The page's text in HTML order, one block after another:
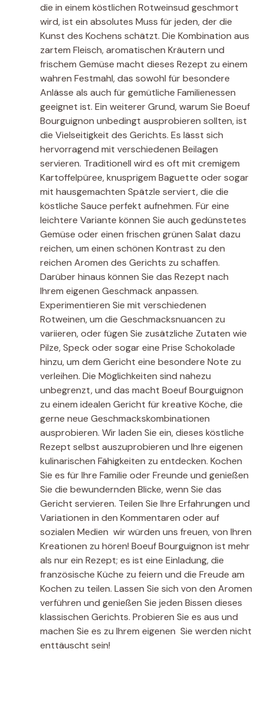
die in einem köstlichen Rotweinsud geschmort
wird, ist ein absolutes Muss für jeden, der die
Kunst des Kochens schätzt. Die Kombination aus
zartem Fleisch, aromatischen Kräutern und
frischem Gemüse macht dieses Rezept zu einem
wahren Festmahl, das sowohl für besondere
Anlässe als auch für gemütliche Familienessen
geeignet ist. Ein weiterer Grund, warum Sie Boeuf
Bourguignon unbedingt ausprobieren sollten, ist
die Vielseitigkeit des Gerichts. Es lässt sich
hervorragend mit verschiedenen Beilagen
servieren. Traditionell wird es oft mit cremigem
Kartoffelpüree, knusprigem Baguette oder sogar
mit hausgemachten Spätzle serviert, die die
köstliche Sauce perfekt aufnehmen. Für eine
leichtere Variante können Sie auch gedünstetes
Gemüse oder einen frischen grünen Salat dazu
reichen, um einen schönen Kontrast zu den
reichen Aromen des Gerichts zu schaffen.
Darüber hinaus können Sie das Rezept nach
Ihrem eigenen Geschmack anpassen.
Experimentieren Sie mit verschiedenen
Rotweinen, um die Geschmacksnuancen zu
variieren, oder fügen Sie zusätzliche Zutaten wie
Pilze, Speck oder sogar eine Prise Schokolade
hinzu, um dem Gericht eine besondere Note zu
verleihen. Die Möglichkeiten sind nahezu
unbegrenzt, und das macht Boeuf Bourguignon
zu einem idealen Gericht für kreative Köche, die
gerne neue Geschmackskombinationen
ausprobieren. Wir laden Sie ein, dieses köstliche
Rezept selbst auszuprobieren und Ihre eigenen
kulinarischen Fähigkeiten zu entdecken. Kochen
Sie es für Ihre Familie oder Freunde und genießen
Sie die bewundernden Blicke, wenn Sie das
Gericht servieren. Teilen Sie Ihre Erfahrungen und
Variationen in den Kommentaren oder auf
sozialen Medien  wir würden uns freuen, von Ihren
Kreationen zu hören! Boeuf Bourguignon ist mehr
als nur ein Rezept; es ist eine Einladung, die
französische Küche zu feiern und die Freude am
Kochen zu teilen. Lassen Sie sich von den Aromen
verführen und genießen Sie jeden Bissen dieses
klassischen Gerichts. Probieren Sie es aus und
machen Sie es zu Ihrem eigenen  Sie werden nicht
enttäuscht sein!